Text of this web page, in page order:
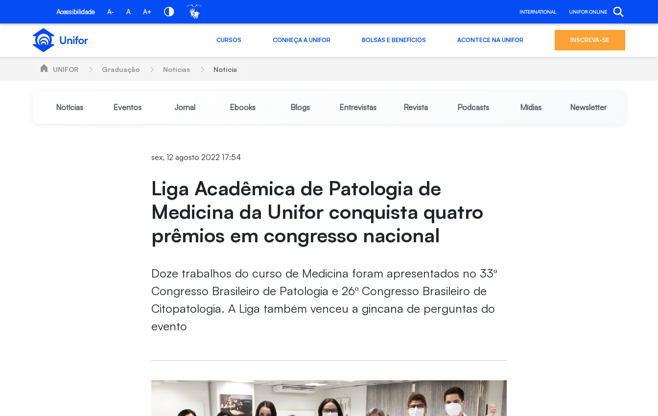
Pular para o Conteúdo principal
Acessibilidade A- A A+ INTERNATIONAL UNIFOR ONLINE
CURSOS CONHEÇA A UNIFOR BOLSAS E BENEFÍCIOS ACONTECE NA UNIFOR INSCREVA-SE
UNIFOR Graduação Notícias Notícia
Notícias Eventos Jornal Ebooks Blogs Entrevistas Revista Podcasts Mídias Newsletter
sex, 12 agosto 2022 17:54
Liga Acadêmica de Patologia de
Medicina da Unifor conquista quatro
prêmios em congresso nacional
Doze trabalhos do curso de Medicina foram apresentados no 33º
Congresso Brasileiro de Patologia e 26º Congresso Brasileiro de
Citopatologia. A Liga também venceu a gincana de perguntas do
evento